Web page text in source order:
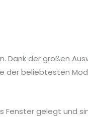
der großen
der beliebtesten
gelegt und